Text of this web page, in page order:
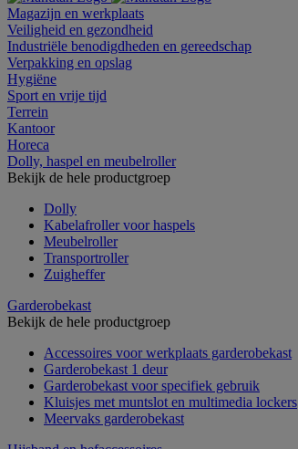
Magazijn en werkplaats
Veiligheid en gezondheid
Industriële benodigdheden en gereedschap
Verpakking en opslag
Hygiëne
Sport en vrije tijd
Terrein
Kantoor
Horeca
Dolly, haspel en meubelroller
Bekijk de hele productgroep
Dolly
Kabelafroller voor haspels
Meubelroller
Transportroller
Zuigheffer
Garderobekast
Bekijk de hele productgroep
Accessoires voor werkplaats garderobekast
Garderobekast 1 deur
Garderobekast voor specifiek gebruik
Kluisjes met muntslot en multimedia lockers
Meervaks garderobekast